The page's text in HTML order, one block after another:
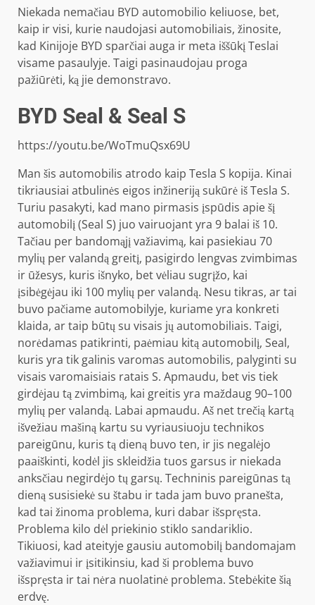
Niekada nemačiau BYD automobilio keliuose, bet,
kaip ir visi, kurie naudojasi automobiliais, žinosite,
kad Kinijoje BYD sparčiai auga ir meta iššūkį Teslai
visame pasaulyje. Taigi pasinaudojau proga
pažiūrėti, ką jie demonstravo.
BYD Seal & Seal S
https://youtu.be/WoTmuQsx69U
Man šis automobilis atrodo kaip Tesla S kopija. Kinai
tikriausiai atbulinės eigos inžineriją sukūrė iš Tesla S.
Turiu pasakyti, kad mano pirmasis įspūdis apie šį
automobilį (Seal S) juo vairuojant yra 9 balai iš 10.
Tačiau per bandomąjį važiavimą, kai pasiekiau 70
mylių per valandą greitį, pasigirdo lengvas zvimbimas
ir ūžesys, kuris išnyko, bet vėliau sugrįžo, kai
įsibėgėjau iki 100 mylių per valandą. Nesu tikras, ar tai
buvo pačiame automobilyje, kuriame yra konkreti
klaida, ar taip būtų su visais jų automobiliais. Taigi,
norėdamas patikrinti, paėmiau kitą automobilį, Seal,
kuris yra tik galinis varomas automobilis, palyginti su
visais varomaisiais ratais S. Apmaudu, bet vis tiek
girdėjau tą zvimbimą, kai greitis yra maždaug 90–100
mylių per valandą. Labai apmaudu. Aš net trečią kartą
išvežiau mašiną kartu su vyriausiuoju technikos
pareigūnu, kuris tą dieną buvo ten, ir jis negalėjo
paaiškinti, kodėl jis skleidžia tuos garsus ir niekada
anksčiau negirdėjo tų garsų. Techninis pareigūnas tą
dieną susisiekė su štabu ir tada jam buvo pranešta,
kad tai žinoma problema, kuri dabar išspręsta.
Problema kilo dėl priekinio stiklo sandariklio.
Tikiuosi, kad ateityje gausiu automobilį bandomajam
važiavimui ir įsitikinsiu, kad ši problema buvo
išspręsta ir tai nėra nuolatinė problema. Stebėkite šią
erdvę.